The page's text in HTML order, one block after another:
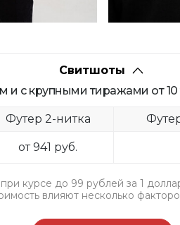
Свитшоты
и с крупными тиражами от 10
Футер 2-нитка
от 941 руб.
курсе до 99 рублей за 1
влияют несколько